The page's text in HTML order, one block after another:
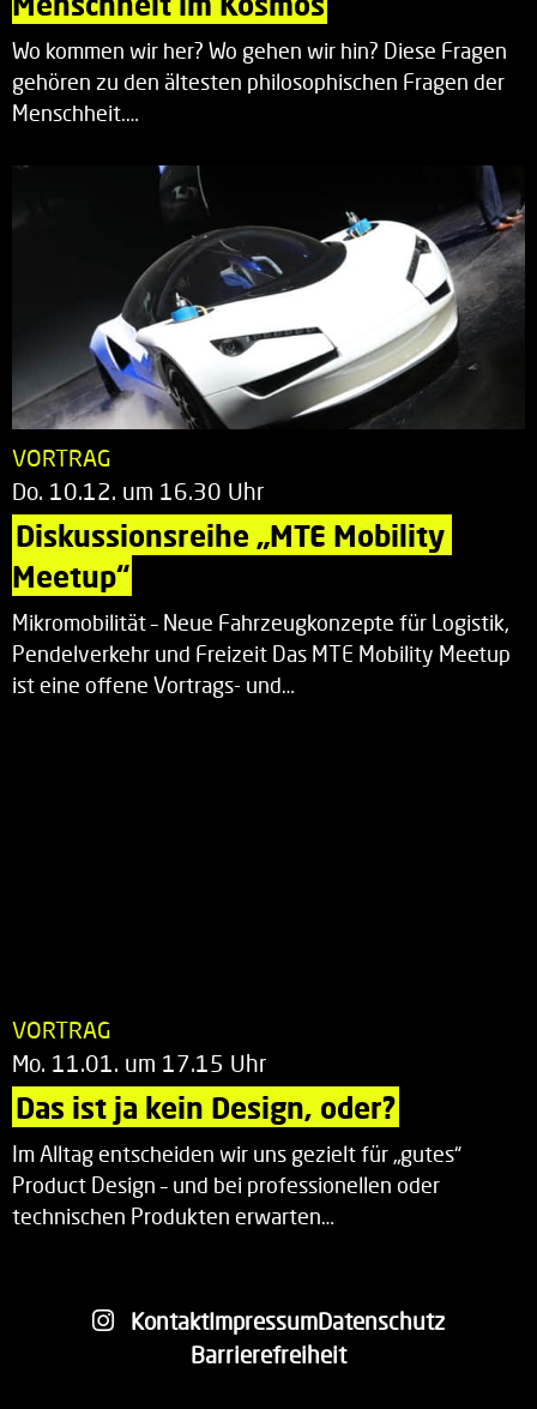
Wo kommen wir her? Wo gehen wir hin? Diese Fragen
gehören zu den ältesten philosophischen Fragen der
Menschheit.…
VORTRAG
Do. 10.12. um 16.30 Uhr
Diskussionsreihe „MTE Mobility
Meetup“
Mikromobilität – Neue Fahrzeugkonzepte für Logistik,
Pendelverkehr und Freizeit Das MTE Mobility Meetup
ist eine offene Vortrags- und…
VORTRAG
Mo. 11.01. um 17.15 Uhr
Das ist ja kein Design, oder?
Im Alltag entscheiden wir uns gezielt für „gutes“
Product Design – und bei professionellen oder
technischen Produkten erwarten…
KontaktImpressumDatenschutz
Barrierefreiheit